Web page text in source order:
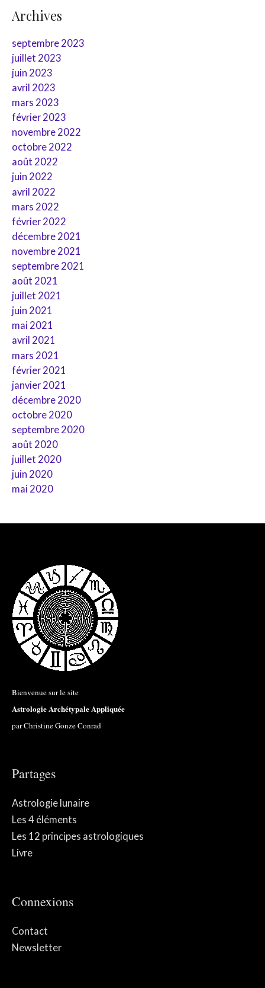
Archives
septembre 2023
juillet 2023
juin 2023
avril 2023
mars 2023
février 2023
novembre 2022
octobre 2022
août 2022
juin 2022
avril 2022
mars 2022
février 2022
décembre 2021
novembre 2021
septembre 2021
août 2021
juillet 2021
juin 2021
mai 2021
avril 2021
mars 2021
février 2021
janvier 2021
décembre 2020
octobre 2020
septembre 2020
août 2020
juillet 2020
juin 2020
mai 2020
Bienvenue sur le site
Astrologie Archétypale Appliquée
par Christine Gonze Conrad
Partages
Astrologie lunaire
Les 4 éléments
Les 12 principes astrologiques
Livre
Connexions
Contact
Newsletter